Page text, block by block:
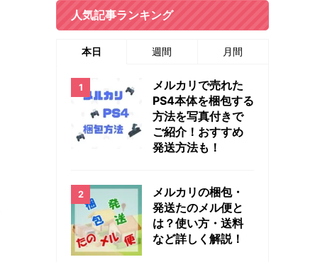
人気記事ランキング
本日 週間 月間
メルカリで売れた
PS4本体を梱包する
方法を写真付きで
ご紹介！おすすめ
発送方法も！
メルカリの梱包・
発送たのメル便と
は？使い方・送料
など詳しく解説！